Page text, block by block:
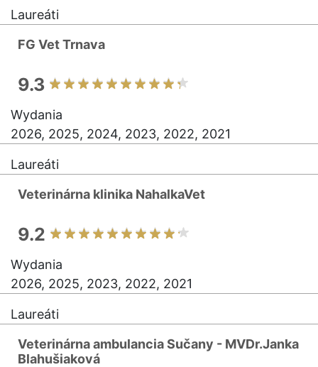
Laureáti
FG Vet Trnava
9.3
Wydania
2026, 2025, 2024, 2023, 2022, 2021
Laureáti
Veterinárna klinika NahalkaVet
9.2
Wydania
2026, 2025, 2023, 2022, 2021
Laureáti
Veterinárna ambulancia Sučany - MVDr.Janka
Blahušiaková